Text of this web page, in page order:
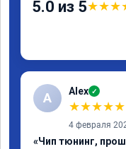
5.0 из 5★★★
A Alex ✓
★★★★★
4 февраля
«Чип тюнинг,